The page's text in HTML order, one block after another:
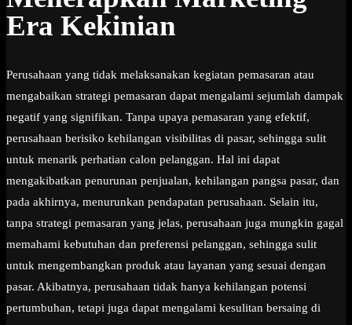
Era Kekinian
Perusahaan yang tidak melaksanakan kegiatan pemasaran atau
mengabaikan strategi pemasaran dapat mengalami sejumlah dampak
negatif yang signifikan. Tanpa upaya pemasaran yang efektif,
perusahaan berisiko kehilangan visibilitas di pasar, sehingga sulit
untuk menarik perhatian calon pelanggan. Hal ini dapat
mengakibatkan penurunan penjualan, kehilangan pangsa pasar, dan
pada akhirnya, menurunkan pendapatan perusahaan. Selain itu,
tanpa strategi pemasaran yang jelas, perusahaan juga mungkin gagal
memahami kebutuhan dan preferensi pelanggan, sehingga sulit
untuk mengembangkan produk atau layanan yang sesuai dengan
pasar. Akibatnya, perusahaan tidak hanya kehilangan potensi
pertumbuhan, tetapi juga dapat mengalami kesulitan bersaing di